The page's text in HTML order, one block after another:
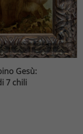
Gesù:
7 chili